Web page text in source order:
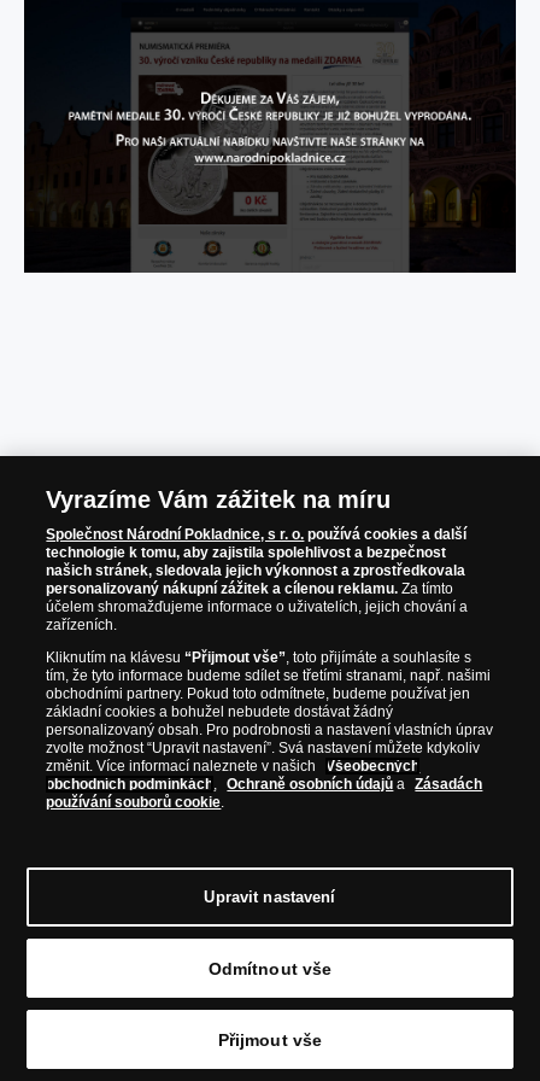
Národní Pokladnice
Vyrazíme Vám zážitek na míru
Společnost Národní Pokladnice, s r. o. používá cookies a další
technologie k tomu, aby zajistila spolehlivost a bezpečnost
našich stránek, sledovala jejich výkonnost a zprostředkovala
personalizovaný nákupní zážitek a cílenou reklamu. Za tímto
účelem shromažďujeme informace o uživatelích, jejich chování a
zařízeních.
Kliknutím na klávesu“Přijmout vše”, toto přijímáte a souhlasíte s
tím, že tyto informace budeme sdílet se třetími stranami, např. našimi
obchodními partnery. Pokud toto odmítnete, budeme používat jen
základní cookies a bohužel nebudete dostávat žádný
personalizovaný obsah. Pro podrobnosti a nastavení vlastních úprav
zvolte možnost “Upravit nastavení”. Svá nastavení můžete kdykoliv
změnit. Více informací naleznete v našich
Všeobecných
obchodních podmínkách , Ochraně osobních údajů a
Zásadách
používání souborů cookie.
Upravit nastavení
Odmítnout vše
Přijmout vše